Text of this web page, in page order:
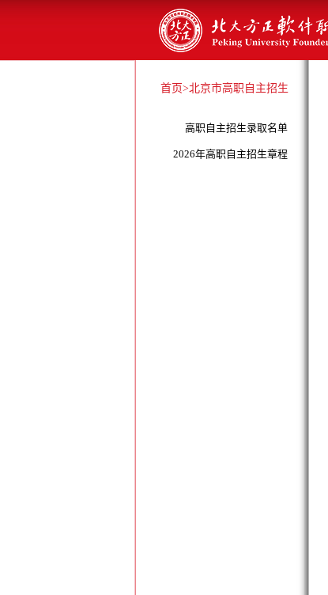
首页>北京市高职自主招生
高职自主招生录取名单
2026年高职自主招生章程